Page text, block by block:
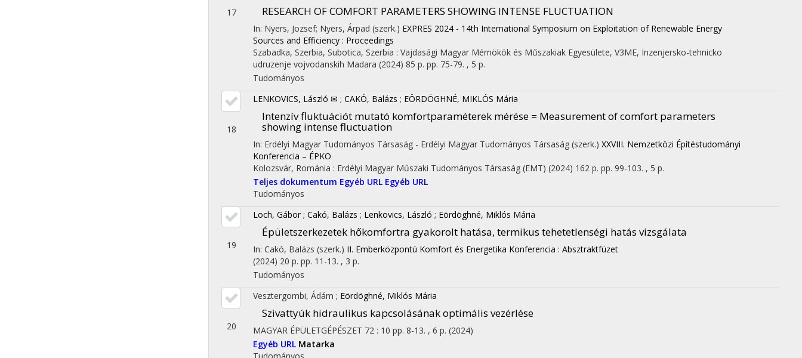
17 RESEARCH OF COMFORT PARAMETERS SHOWING INTENSE FLUCTUATION
In: Nyers, Jozsef; Nyers, Árpad (szerk.) EXPRES 2024 - 14th International Symposium on Exploitation of Renewable Energy
Sources and Efficiency : Proceedings
Szabadka, Szerbia, Subotica, Szerbia : Vajdasági Magyar Mérnökök és Műszakiak Egyesülete, V3ME, Inzenjersko-tehnicko
udruzenje vojvodanskih Madara (2024) 85 p. pp. 75-79. , 5 p.
Tudományos
18
LENKOVICS, László ✉ ; CAKÓ, Balázs ; EÖRDÖGHNÉ, MIKLÓS Mária
Intenzív fluktuációt mutató komfortparaméterek mérése = Measurement of comfort parameters
showing intense fluctuation
In: Erdélyi Magyar Tudományos Társaság - Erdélyi Magyar Tudományos Társaság (szerk.) XXVIII. Nemzetközi Építéstudományi
Konferencia – ÉPKO
Kolozsvár, Románia : Erdélyi Magyar Műszaki Tudományos Társaság (EMT) (2024) 162 p. pp. 99-103. , 5 p.
Teljes dokumentum Egyéb URL Egyéb URL
Tudományos
19
Loch, Gábor ; Cakó, Balázs ; Lenkovics, László ; Eördöghné, Miklós Mária
Épületszerkezetek hőkomfortra gyakorolt hatása, termikus tehetetlenségi hatás vizsgálata
In: Cakó, Balázs (szerk.) II. Emberközpontú Komfort és Energetika Konferencia : Absztraktfüzet
(2024) 20 p. pp. 11-13. , 3 p.
Tudományos
20
Vesztergombi, Ádám ; Eördöghné, Miklós Mária
Szivattyúk hidraulikus kapcsolásának optimális vezérlése
MAGYAR ÉPÜLETGÉPÉSZET 72 : 10 pp. 8-13. , 6 p. (2024)
Egyéb URL Matarka